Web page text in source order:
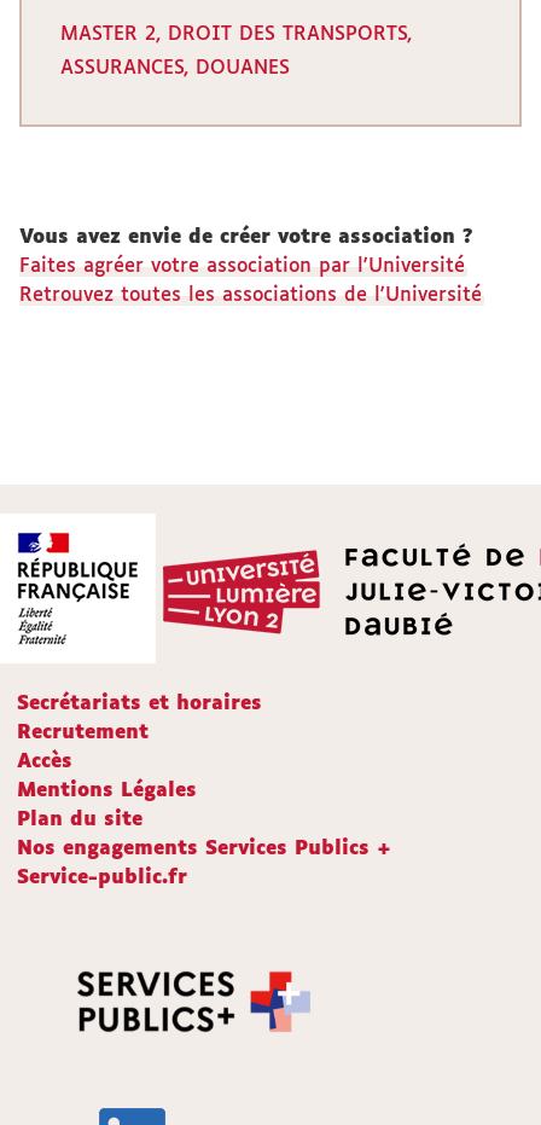
MASTER 2, DROIT DES TRANSPORTS,
ASSURANCES, DOUANES
Vous avez envie de créer votre association ?
Faites agréer votre association par l'Université
Retrouvez toutes les associations de l'Université
Secrétariats et horaires
Recrutement
Accès
Mentions Légales
Plan du site
Nos engagements Services Publics +
Service-public.fr